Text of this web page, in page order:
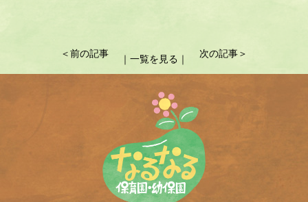
稿
＜前の記事 次の記事＞
｜一覧を見る｜